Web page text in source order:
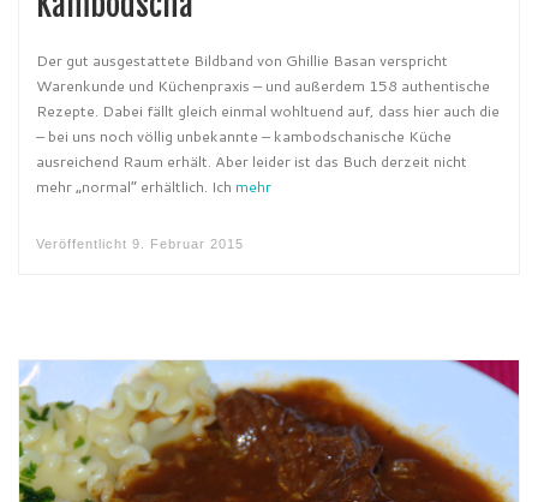
Der gut ausgestattete Bildband von Ghillie Basan verspricht
Warenkunde und Küchenpraxis – und außerdem 158 authentische
Rezepte. Dabei fällt gleich einmal wohltuend auf, dass hier auch die
– bei uns noch völlig unbekannte – kambodschanische Küche
ausreichend Raum erhält. Aber leider ist das Buch derzeit nicht
mehr „normal“ erhältlich. Ich mehr
Veröffentlicht 9. Februar 2015